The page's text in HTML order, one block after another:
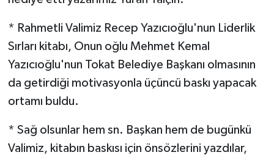
* Rahmetli Valimiz Recep Yazıcıoğlu'nun Liderlik
Sırları kitabı, Onun oğlu Mehmet Kemal
Yazıcıoğlu'nun Tokat Belediye Başkanı olmasının
da getirdiği motivasyonla üçüncü baskı yapacak
ortamı buldu.
* Sağ olsunlar hem sn. Başkan hem de bugünkü
Valimiz, kitabın baskısı için önsözlerini yazdılar,